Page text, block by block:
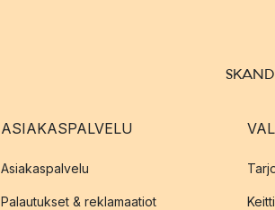
ASIAKASPALVELU
Asiakaspalvelu
Palautukset & reklamaatiot